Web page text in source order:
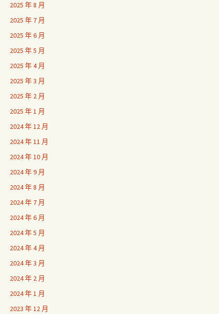
2025 年 8 月
2025 年 7 月
2025 年 6 月
2025 年 5 月
2025 年 4 月
2025 年 3 月
2025 年 2 月
2025 年 1 月
2024 年 12 月
2024 年 11 月
2024 年 10 月
2024 年 9 月
2024 年 8 月
2024 年 7 月
2024 年 6 月
2024 年 5 月
2024 年 4 月
2024 年 3 月
2024 年 2 月
2024 年 1 月
2023 年 12 月